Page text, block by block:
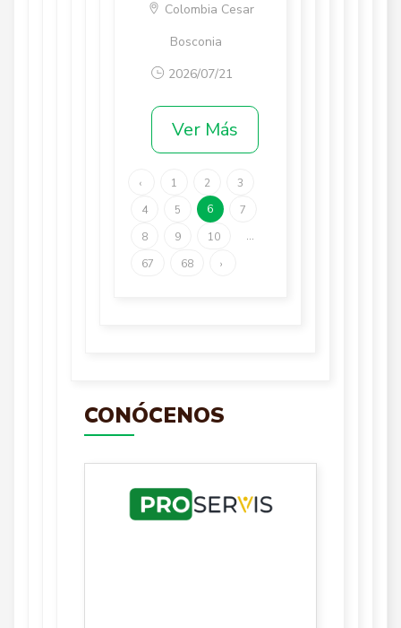
Colombia Cesar
Bosconia
2026/07/21
Ver Más
‹ 1 2
3
4
5 6
7
8
9 10
...
67
68 ›
CONÓCENOS